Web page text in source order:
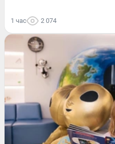
1 час 2 074